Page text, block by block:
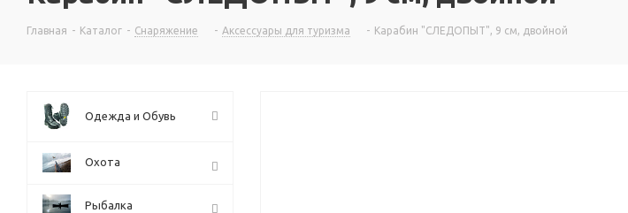
Главная - Каталог - Снаряжение - Аксессуары для туризма - Карабин "СЛЕДОПЫТ", 9 см, двойной
Одежда и Обувь
Охота
Рыбалка